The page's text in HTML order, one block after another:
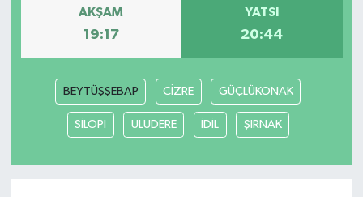
AKŞAM
19:17
YATSI
20:44
BEYTÜŞŞEBAP CİZRE GÜÇLÜKONAK
SİLOPİ ULUDERE İDİL ŞIRNAK